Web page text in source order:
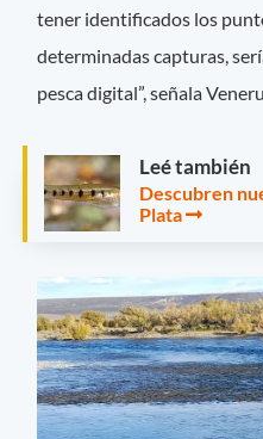
tener identificados los
determinadas capturas,
pesca digital”, señala
Leé también
Descubren
Plata